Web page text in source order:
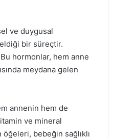
ve duygusal
bir süreçtir.
hormonlar, hem anne
meydana gelen
annenin hem de
ve mineral
bebeğin sağlıklı